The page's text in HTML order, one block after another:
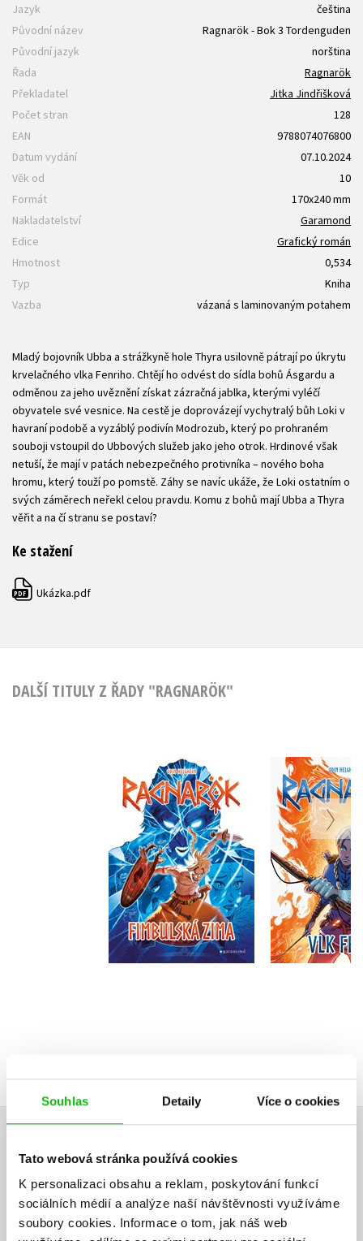
Souhlas Detaily Více o cookies
Tato webová stránka používá cookies
K personalizaci obsahu a reklam, poskytování funkcí
sociálních médií a analýze naší návštěvnosti využíváme
soubory cookies. Informace o tom, jak náš web
Jazyk
čeština
Původní název
Ragnarök - Bok 3 Tordenguden
Původní jazyk
norština
Řada
Ragnarök
Překladatel
Jitka Jindřišková
Počet stran
128
EAN
9788074076800
Datum vydání
07.10.2024
Věk od
10
Formát
170x240 mm
Nakladatelství
Garamond
Edice
Grafický román
Hmotnost
0,534
Typ
Kniha
Vazba
vázaná s laminovaným potahem
Mladý bojovník Ubba a strážkyně hole Thyra usilovně pátrají po úkrytu
krvelačného vlka Fenriho. Chtějí ho odvést do sídla bohů Ásgardu a
odměnou za jeho uvěznění získat zázračná jablka, kterými vyléčí
obyvatele své vesnice. Na cestě je doprovázejí vychytralý bůh Loki v
havraní podobě a vyzáblý podivín Modrozub, který po prohraném
souboji vstoupil do Ubbových služeb jako jeho otrok. Hrdinové však
netuší, že mají v patách nebezpečného protivníka – nového boha
hromu, který touží po pomstě. Záhy se navíc ukáže, že Loki ostatním o
svých záměrech neřekl celou pravdu. Komu z bohů mají Ubba a Thyra
věřit a na čí stranu se postaví?
Ke stažení
PDF Ukázka.pdf
DALŠÍ TITULY Z ŘADY "RAGNARÖK"
Ragnarök 2:
Fimbulská zima
Odin Helgheim
Do košíku
399 Kč
319 Kč
Odin
Do
295 Kč
HODNOCENÍ ČTENÁŘŮ
V současné době nejsou vytvořena žádná uživatelská hodnocení.
Vaše hodnocení